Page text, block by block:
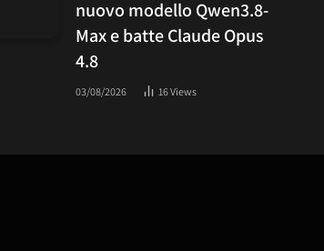
nuovo modello Qwen3.8-
Max e batte Claude Opus
4.8
03/08/2026 16Views